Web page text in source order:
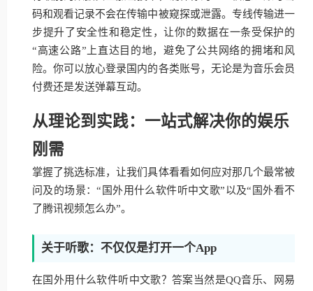
码和观看记录不会在传输中被窥探或泄露。专线传输进一
步提升了安全性和稳定性，让你的数据在一条受保护的
“高速公路”上直达目的地，避免了公共网络的拥堵和风
险。你可以放心登录国内的各类账号，无论是为音乐会员
付费还是发送弹幕互动。
从理论到实践：一站式解决你的娱乐
刚需
掌握了挑选标准，让我们具体看看如何应对那几个最常被
问及的场景：“国外用什么软件听中文歌”以及“国外看不
了腾讯视频怎么办”。
关于听歌：不仅仅是打开一个App
在国外用什么软件听中文歌？答案当然是QQ音乐、网易